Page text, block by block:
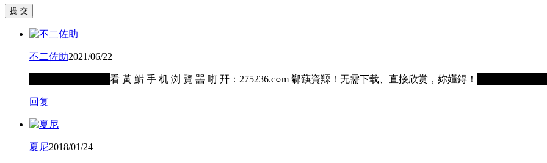
提 交
不二佐助2021/06/22
████████████看 黃 魸 手 机 浏 覽 噐 咑 幵：275236.c○m 郗蒛資羱！无需下载、直接欣赏，妳嬞鍀！
回复
夏尼2018/01/24